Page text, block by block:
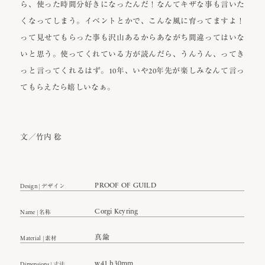
ら、使った時間分好きになったんだ！なんてキザな事も言いた
くなってしまう。イベントとかで、こんな風に育ってますよ！
って見せてもらった事も沢山あるからあながち間違ってはいな
いと思う。使ってくれている方が読んだら、うんうん、ってき
っと言ってくれるはず。10年、いや20年先が楽しみなんて言っ
てもらえたら嬉しいなぁ。
文／竹内 稔
Design | デザイン PROOF OF GUILD
Name | 名称 Corgi Keyring
Material | 素材 真鍮